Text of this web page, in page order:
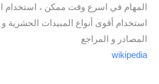
المهام في اسرع وقت ممكن ، استخدام
استخدام أقوى أنواع المبيدات الحشرية و
المصادر و المراجع
wikipedia